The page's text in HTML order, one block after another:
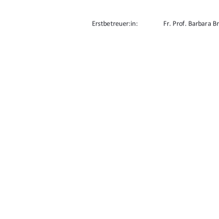
Erstbetreuer:in: Fr. Prof. Barbara